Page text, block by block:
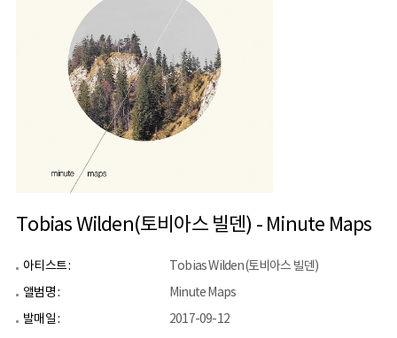
Tobias Wilden(토비아스 빌덴) - Minute Maps
아티스트 :
Tobias Wilden(토비아스 빌덴)
앨범명 :
Minute Maps
발매일 :
2017-09-12